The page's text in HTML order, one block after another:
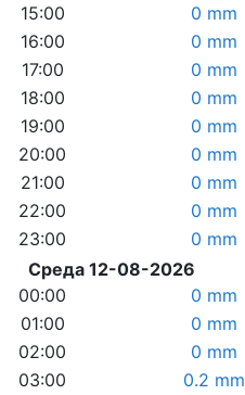
15:00
0 mm
16:00
0 mm
17:00
0 mm
18:00
0 mm
19:00
0 mm
20:00
0 mm
21:00
0 mm
22:00
0 mm
23:00
0 mm
Среда 12-08-2026
00:00
0 mm
01:00
0 mm
02:00
0 mm
03:00
0.2 mm